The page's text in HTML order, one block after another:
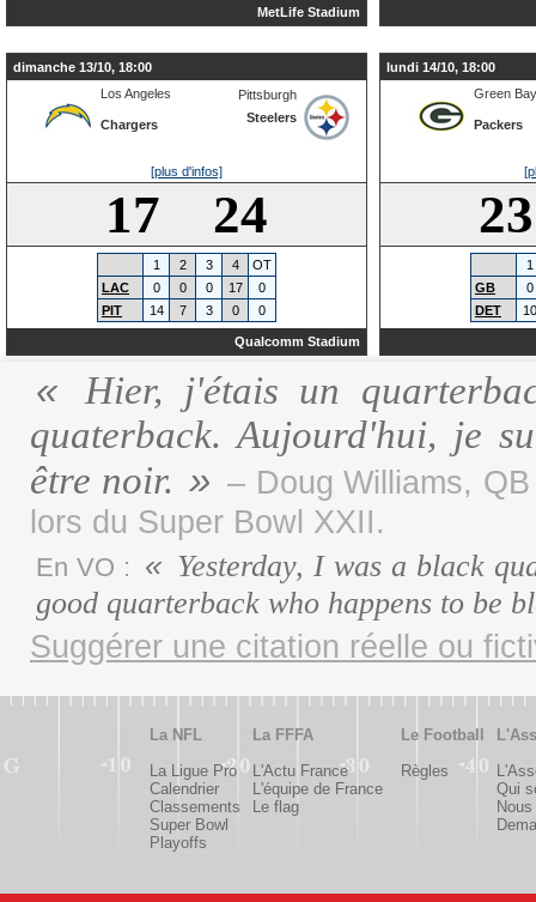
MetLife Stadium
dimanche 13/10, 18:00
Los Angeles
Chargers
Pittsburgh
Steelers
[plus d'infos]
17 24
1 2 3 4
OT
LAC
0 0 0 17
0
PIT
14 7 3 0 0
Qualcomm Stadium
lundi 14/10, 18:00
Green Bay
Packers
1
GB
0
DET
10
Hier, j'étais un
quaterback. Aujourd'hui, je
être noir.
– Doug Williams,
lors du Super Bowl XXII.
En VO :
Yesterday, I was a black
good quarterback who happens to be
Suggérer une citation réelle ou
La NFL
La Ligue Pro
Calendrier
Classements
Super Bowl
Playoffs
La FFFA
L'Actu France
L'équipe de France
Le flag
Le Football
Règles
Qui